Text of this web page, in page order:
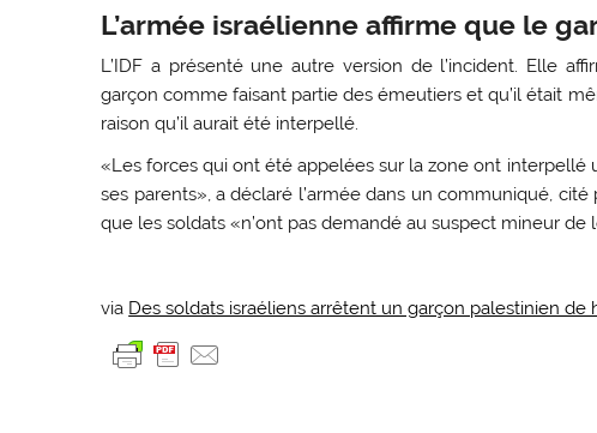
L’armée israélienne affirme que le
L’IDF a présenté une autre version de l’incident. Elle
garçon comme faisant partie des émeutiers et qu’il était
raison qu’il aurait été interpellé.
«Les forces qui ont été appelées sur la zone ont interpellé
ses parents», a déclaré l’armée dans un communiqué, cité
que les soldats «n’ont pas demandé au suspect mineur de
via Des soldats israéliens arrêtent un garçon palestinien